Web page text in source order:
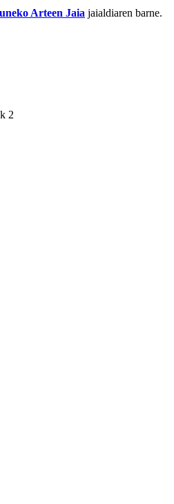
Arteen Jaia jaialdiaren barne.
2